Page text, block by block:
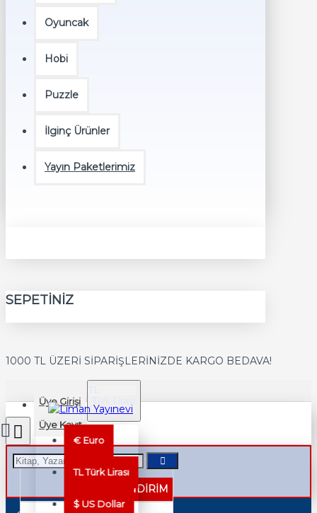
Oyuncak
Hobi
Puzzle
İlginç Ürünler
Yayın Paketlerimiz
SEPETINIZ
1000 TL ÜZERİ SİPARİŞLERİNİZDE KARGO BEDAVA!
Üye Girişi
Üye Kayıt
TRY
€ Euro
TLTürk Lirası
$ US Dollar
%40 İNDİRİM